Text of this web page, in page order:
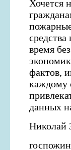
Хочется
время
фактов,
каждому
данных